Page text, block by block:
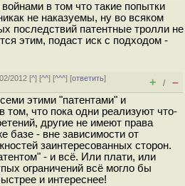
в том что такие попытки
не наказуемы, ну во всяком
последствий патентные тролли не
этим, подаст иск с подходом -
2012 [^] [^^] [^^^] [ответить]
+ / –
этими "патентами" и
том, что пока одни реализуют что-
другие не имеют права
базе - вне зависимости от
заинтересованных сторон.
- и всё. Или плати, или
ограничений всё могло бы
и интереснее!